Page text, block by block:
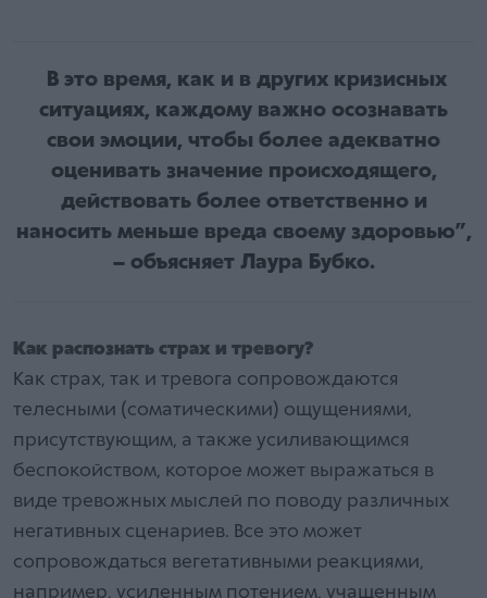
В это время, как и в других кризисных
ситуациях, каждому важно осознавать
свои эмоции, чтобы более адекватно
оценивать значение происходящего,
действовать более ответственно и
наносить меньше вреда своему здоровью”,
– объясняет Лаура Бубко.
Как распознать страх и тревогу?
Как страх, так и тревога сопровождаются
телесными (соматическими) ощущениями,
присутствующим, а также усиливающимся
беспокойством, которое может выражаться в
виде тревожных мыслей по поводу различных
негативных сценариев. Все это может
сопровождаться вегетативными реакциями,
например, усиленным потением, учащенным